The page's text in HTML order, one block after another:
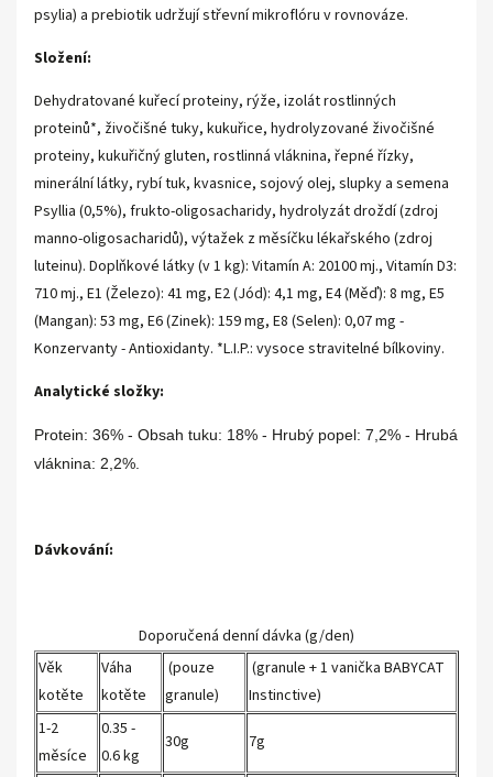
psylia) a prebiotik udržují střevní mikroflóru v rovnováze.
Složení:
Dehydratované kuřecí proteiny, rýže, izolát rostlinných
proteinů*, živočišné tuky, kukuřice, hydrolyzované živočišné
proteiny, kukuřičný gluten, rostlinná vláknina, řepné řízky,
minerální látky, rybí tuk, kvasnice, sojový olej, slupky a semena
Psyllia (0,5%), frukto-oligosacharidy, hydrolyzát droždí (zdroj
manno-oligosacharidů), výtažek z měsíčku lékařského (zdroj
luteinu). Doplňkové látky (v 1 kg): Vitamín A: 20100 mj., Vitamín D3:
710 mj., E1 (Železo): 41 mg, E2 (Jód): 4,1 mg, E4 (Měď): 8 mg, E5
(Mangan): 53 mg, E6 (Zinek): 159 mg, E8 (Selen): 0,07 mg -
Konzervanty - Antioxidanty. *L.I.P.: vysoce stravitelné bílkoviny.
Analytické složky:
Protein: 36% - Obsah tuku: 18% - Hrubý popel: 7,2% - Hrubá
vláknina: 2,2%.
Dávkování:
Doporučená denní dávka (g/den)
Věk
kotěte
Váha
kotěte
(pouze
granule)
(granule + 1 vanička BABYCAT
Instinctive)
1-2
měsíce
0.35 -
0.6 kg
30g 7g